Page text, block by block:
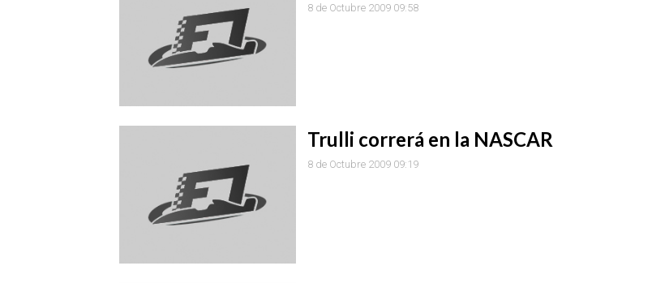
8 de Octubre 2009 09:58
Trulli correrá en la NASCAR
8 de Octubre 2009 09:19